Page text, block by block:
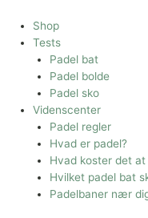
Shop
Tests
Padel bat
Padel bolde
Padel sko
Videnscenter
Padel regler
Hvad er padel?
Hvad koster det
Hvilket padel bat
Padelbaner nær